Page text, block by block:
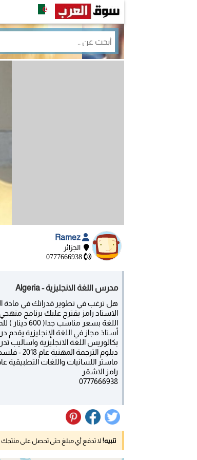
الجزائر
0777666938
مدرس اللغة الانجليزية - Algeria
هل ترغب في تطوير قدراتك في مادة
الاستاد رامز يقترح عليك برنامج
اللغة بسعر مناسب جدا( 600 دينار ) للمزيد من البيانات يرجى الاتصال على هذا الرقم ( 0777666938)
أستاذ مجاز في اللغة الإنجليزية
بكالوريس اللغة الانجليزية واساليب
دبلوم الترجمة المهنية عام 2018 - فلسطين
ماستر اللسانيات واللغات التطبيقية عام 2020 -
رامز الاشقر
0777666938
تنبيه! لا تدفع أي مبلغ حتى تحصل على